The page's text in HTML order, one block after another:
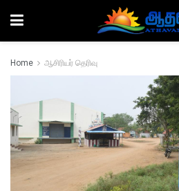
Home ஆசிரியர் தெரிவு